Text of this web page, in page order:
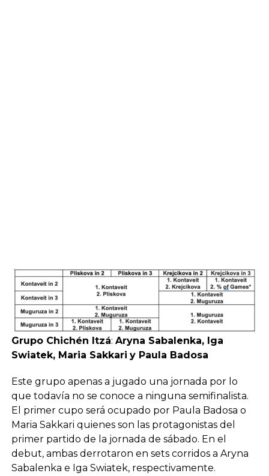
Grupo Chichén Itzá: Aryna Sabalenka, Iga
Swiatek, Maria Sakkari y Paula Badosa
Este grupo apenas a jugado una jornada por lo
que todavía no se conoce a ninguna semifinalista.
El primer cupo será ocupado por Paula Badosa o
Maria Sakkari quienes son las protagonistas del
primer partido de la jornada de sábado. En el
debut, ambas derrotaron en sets corridos a Aryna
Sabalenka e Iga Swiatek, respectivamente.